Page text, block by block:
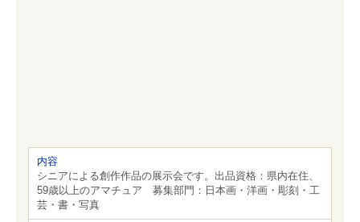
内容
シニアによる創作作品の展示会です。出品資格：県内在住、
59歳以上のアマチュア 募集部門：日本画・洋画・彫刻・工
芸・書・写真